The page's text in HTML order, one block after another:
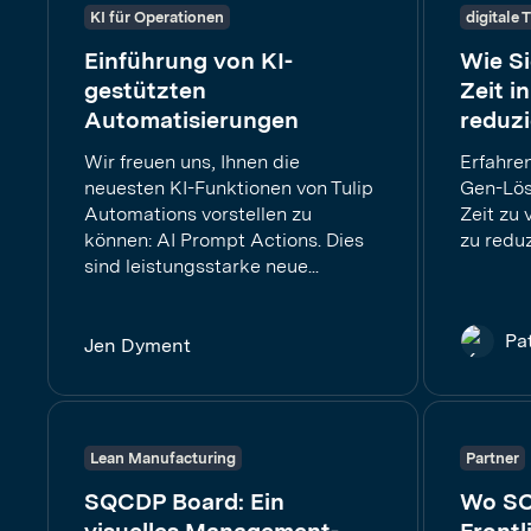
KI für Operationen
Einführung von KI-
gestützten
Automatisierungen
Wir freuen uns, Ihnen die
neuesten KI-Funktionen von Tulip
Automations vorstellen zu
können: AI Prompt Actions. Dies
sind leistungsstarke neue...
Jen Dyment
digitale
Wie
Zeit
Gen-
Zeit zu
zu
Lean Manufacturing
SQCDP Board: Ein
Partner
Wo